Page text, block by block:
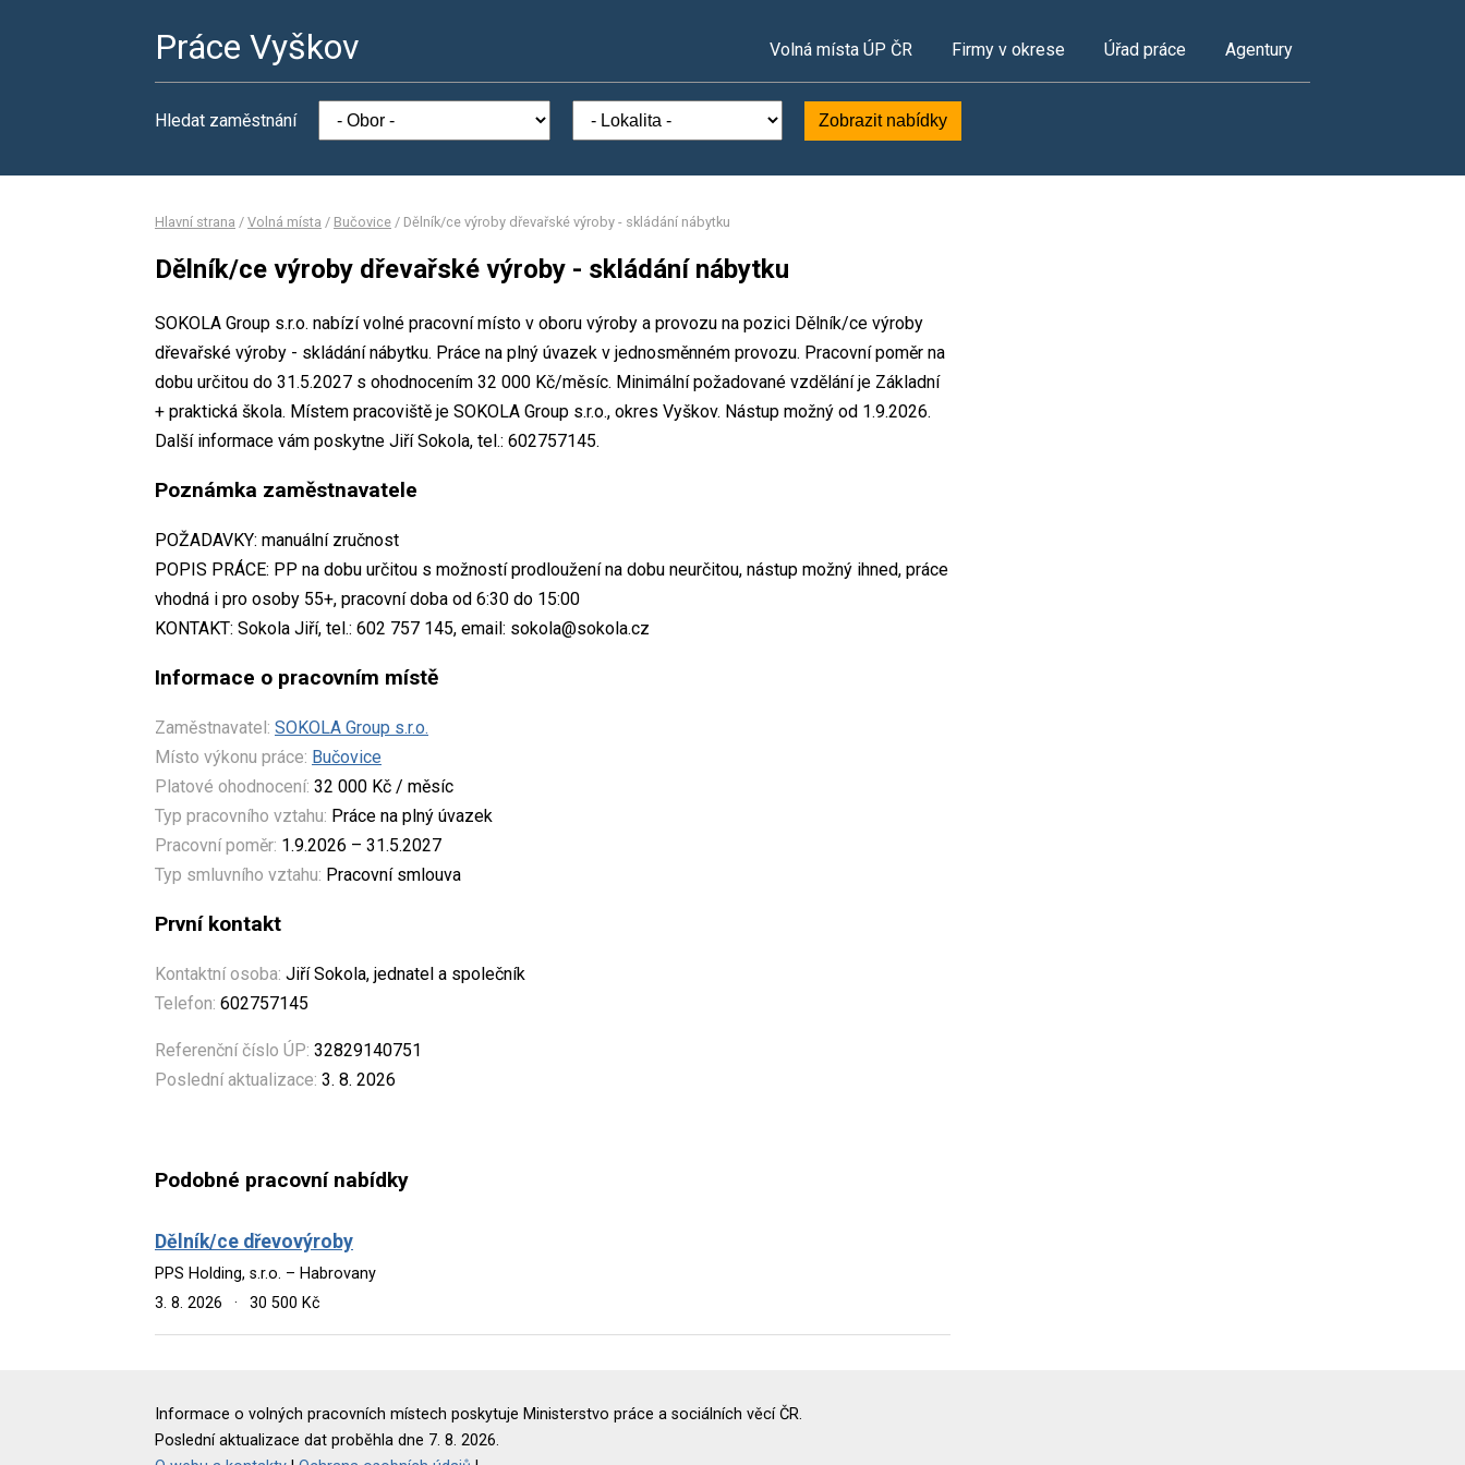
Práce Vyškov Volná místa ÚP ČR Firmy v okrese Úřad práce Agentury
Hledat zaměstnání Zobrazit nabídky
Hlavní strana / Volná místa / Bučovice / Dělník/ce výroby dřevařské výroby - skládání nábytku
Dělník/ce výroby dřevařské výroby - skládání nábytku
SOKOLA Group s.r.o. nabízí volné pracovní místo v oboru výroby a provozu na pozici Dělník/ce výroby
dřevařské výroby - skládání nábytku. Práce na plný úvazek v jednosměnném provozu. Pracovní poměr na
dobu určitou do 31.5.2027 s ohodnocením 32 000 Kč/měsíc. Minimální požadované vzdělání je Základní
+ praktická škola. Místem pracoviště je SOKOLA Group s.r.o., okres Vyškov. Nástup možný od 1.9.2026.
Další informace vám poskytne Jiří Sokola, tel.: 602757145.
Poznámka zaměstnavatele
POŽADAVKY: manuální zručnost
POPIS PRÁCE: PP na dobu určitou s možností prodloužení na dobu neurčitou, nástup možný ihned, práce
vhodná i pro osoby 55+, pracovní doba od 6:30 do 15:00
KONTAKT: Sokola Jiří, tel.: 602 757 145, email: sokola@sokola.cz
Informace o pracovním místě
Zaměstnavatel: SOKOLA Group s.r.o.
Místo výkonu práce: Bučovice
Platové ohodnocení: 32 000 Kč / měsíc
Typ pracovního vztahu: Práce na plný úvazek
Pracovní poměr: 1.9.2026 – 31.5.2027
Typ smluvního vztahu: Pracovní smlouva
První kontakt
Kontaktní osoba: Jiří Sokola, jednatel a společník
Telefon: 602757145
Referenční číslo ÚP: 32829140751
Poslední aktualizace: 3. 8. 2026
Podobné pracovní nabídky
Dělník/ce dřevovýroby
PPS Holding, s.r.o. – Habrovany
3. 8. 2026
· 30 500 Kč
Informace o volných pracovních místech poskytuje Ministerstvo práce a sociálních věcí ČR.
Poslední aktualizace dat proběhla dne 7. 8. 2026.